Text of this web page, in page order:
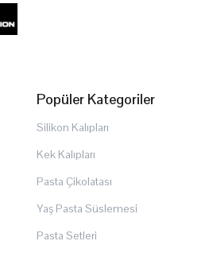
Popüler Kategoriler
Silikon Kalıpları
Kek Kalıpları
Pasta Çikolatası
Yaş Pasta Süslemesi
Pasta Setleri